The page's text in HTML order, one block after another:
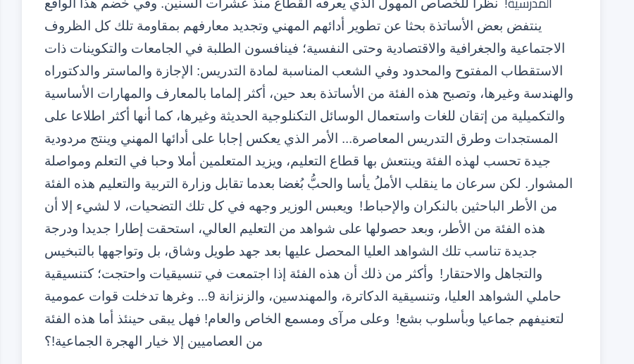
نظرا للخصاص المهول الذي يعرفه القطاع منذ عشرات السنين. وفي خضم هذا الواقع
ينتفض بعض الأساتذة بحثا عن تطوير أدائهم المهني وتجديد معارفهم بمقاومة تلك كل الظروف
الاجتماعية والجغرافية والاقتصادية وحتى النفسية؛ فينافسون الطلبة في الجامعات والتكوينات ذات
الاستقطاب المفتوح والمحدود وفي الشعب المناسبة لمادة التدريس: الإجازة والماستر والدكتوراه
والهندسة وغيرها، وتصبح هذه الفئة من الأساتذة بعد حين، أكثر إلماما بالمعارف والمهارات الأساسية
والتكميلية من إتقان للغات واستعمال الوسائل التكنلوجية الحديثة وغيرها، كما أنها أكثر اطلاعا على
المستجدات وطرق التدريس المعاصرة... الأمر الذي يعكس إجابا على أدائها المهني وينتج مردودية
جيدة تحسب لهذه الفئة وينتعش بها قطاع التعليم، ويزيد المتعلمين أملا وحبا في التعلم ومواصلة
المشوار. لكن سرعان ما ينقلب الأملُ يأسا والحبُّ بُغضا بعدما تقابل وزارة التربية والتعليم هذه الفئة
من الأطر الباحثين بالنكران والإحباط! ويعبس الوزير وجهه في كل تلك التضحيات، لا لشيء إلا أن
هذه الفئة من الأطر، وبعد حصولها على شواهد من التعليم العالي، استحقت إطارا جديدا ودرجة
جديدة تناسب تلك الشواهد العليا المحصل عليها بعد جهد طويل وشاق، بل وتواجهها بالتبخيس
والتجاهل والاحتقار! وأكثر من ذلك أن هذه الفئة إذا اجتمعت في تنسيقيات واحتجت؛ كتنسيقية
حاملي الشواهد العليا، وتنسيقية الدكاترة، والمهندسين، والزنزانة 9... وغرها تدخلت قوات عمومية
لتعنيفهم جماعيا وبأسلوب بشع! وعلى مرآى ومسمع الخاص والعام! فهل يبقى حينئذ أما هذه الفئة
من العصاميين إلا خيار الهجرة الجماعية!؟